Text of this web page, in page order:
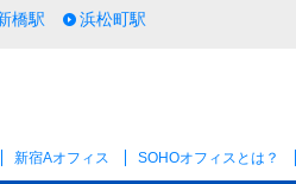
橋駅 浜松町駅
新宿Aオフィス SOHOオフィス とは？